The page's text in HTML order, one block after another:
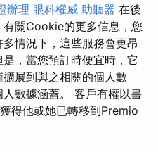
辦理 眼科權威 助聽器 在後
關Cookie的更多信息，您
情況下，這些服務會更昂
，當您預訂時便宜時，它
展到與之相關的個人數
數據涵蓋。 客戶有權以書
得他或她已轉移到Premio